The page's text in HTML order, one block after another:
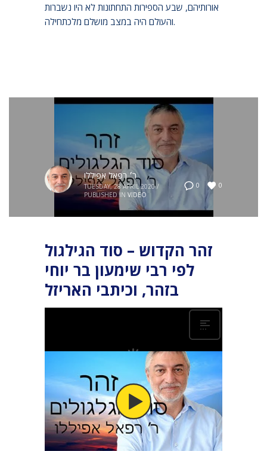
אורותיהם, שבע הספירות התחתונות לא היו נשברות
והעולם היה במצב מושלם מלכתחילה.
0 0
ר׳ רפאל אפיללו
TUESDAY, 28 APRIL 2020 /
PUBLISHED IN VIDEO
זהר הקדוש – סוד הגילגול
לפי רבי שימעון בר יוחי
בזהר, וכיתבי האריזל
כדי לעלות מן המדרגה המקורית שלה, הנשמה
צריכה לעבור גלגול נשמות כדי לעשות את התיקון
שלה. תיקון זה של הנשמה מתממש על ידי גלגול